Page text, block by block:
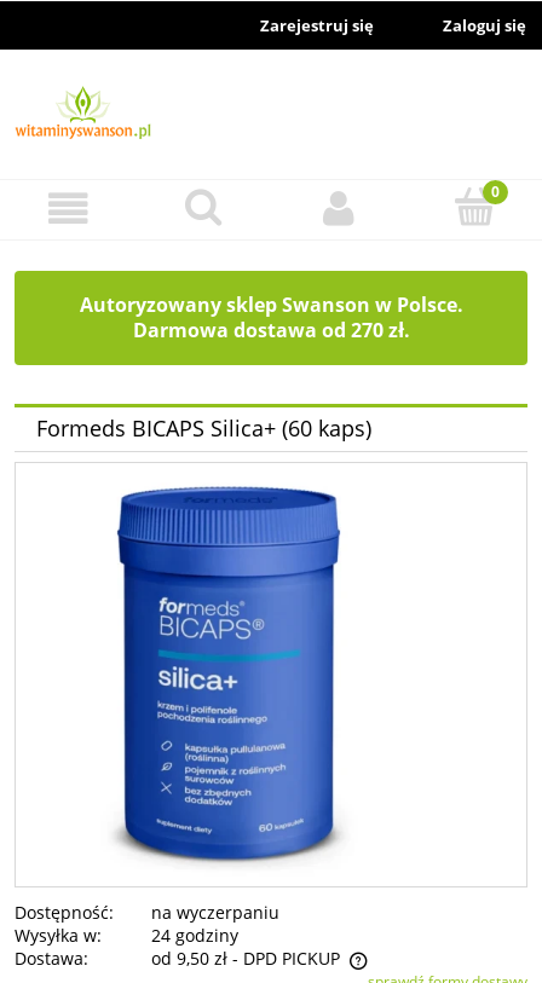
Zarejestruj się Zaloguj się
Autoryzowany sklep Swanson w Polsce.
Darmowa dostawa od 270 zł.
Formeds BICAPS Silica+ (60 kaps)
Dostępność:
na wyczerpaniu
Wysyłka w:
24 godziny
Dostawa:
od 9,50 zł - DPD PICKUP